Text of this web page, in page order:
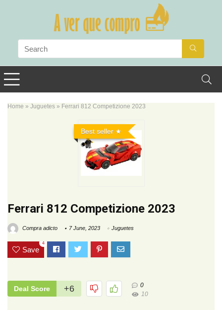
Home » Juguetes » Ferrari 812 Competizione 2023
Best seller
Ferrari 812 Competizione 2023
Compra adicto 7 June, 2023 Juguetes
Save
4
Deal Score +6
0
10